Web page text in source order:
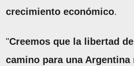
crecimiento económico.
"Creemos que la libertad
camino para una Argentina